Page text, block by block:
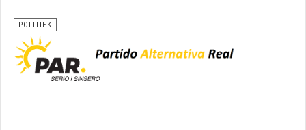
POLITIEK